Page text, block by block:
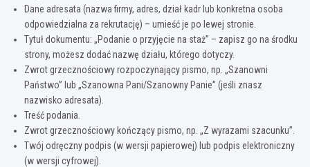
Dane adresata (nazwa firmy, adres, dział kadr lub konkretna osoba
odpowiedzialna za rekrutację) – umieść je po lewej stronie.
Tytuł dokumentu: „Podanie o przyjęcie na staż” – zapisz go na środku
strony, możesz dodać nazwę działu, którego dotyczy.
Zwrot grzecznościowy rozpoczynający pismo, np. „Szanowni
Państwo” lub „Szanowna Pani/Szanowny Panie” (jeśli znasz
nazwisko adresata).
Treść podania.
Zwrot grzecznościowy kończący pismo, np. „Z wyrazami szacunku”.
Twój odręczny podpis (w wersji papierowej) lub podpis elektroniczny
(w wersji cyfrowej).